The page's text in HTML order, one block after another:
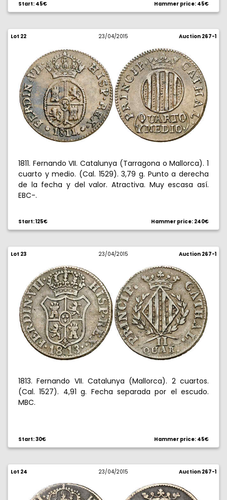
Start: 45€ Hammer price: 45€
Lot 22 23/04/2015 Auction 267-1
1811. Fernando VII. Catalunya (Tarragona o Mallorca). 1
cuarto y medio. (Cal. 1529). 3,79 g. Punto a derecha
de la fecha y del valor. Atractiva. Muy escasa así.
EBC-.
Start: 125€ Hammer price: 240€
Lot 23 23/04/2015 Auction 267-1
1813. Fernando VII. Catalunya (Mallorca). 2 cuartos.
(Cal. 1527). 4,91 g. Fecha separada por el escudo.
MBC.
Start: 30€ Hammer price: 45€
Lot 24 23/04/2015 Auction 267-1